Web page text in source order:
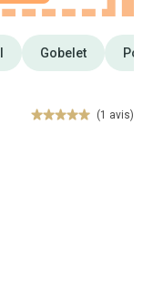
Gobelet
(1 avis)